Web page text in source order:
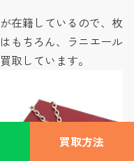
買取方法
在籍しているので、枚
もちろん、ラニエール
取しています。